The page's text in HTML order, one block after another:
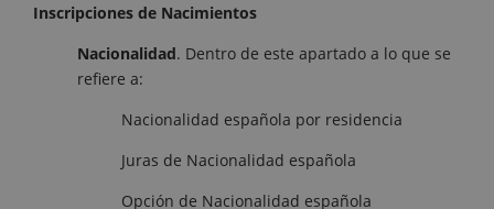
Inscripciones de Nacimientos
Nacionalidad. Dentro de este apartado a lo que se
refiere a:
Nacionalidad española por residencia
Juras de Nacionalidad española
Opción de Nacionalidad española